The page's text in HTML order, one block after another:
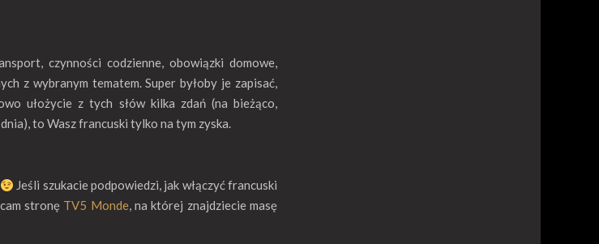
czynności codzienne, obowiązki domowe,
z wybranym tematem. Super byłoby je zapisać,
ułożycie z tych słów kilka zdań (na bieżąco,
to Wasz francuski tylko na tym zyska.
Jeśli szukacie podpowiedzi, jak włączyć francuski
stronę TV5 Monde, na której znajdziecie masę